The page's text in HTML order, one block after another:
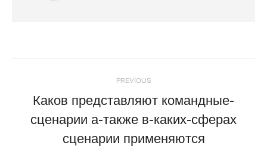
navigation
PREVIOUS
Previous
post:
Каков представляют командные-
сценарии а-также в-каких-сферах
сценарии применяются